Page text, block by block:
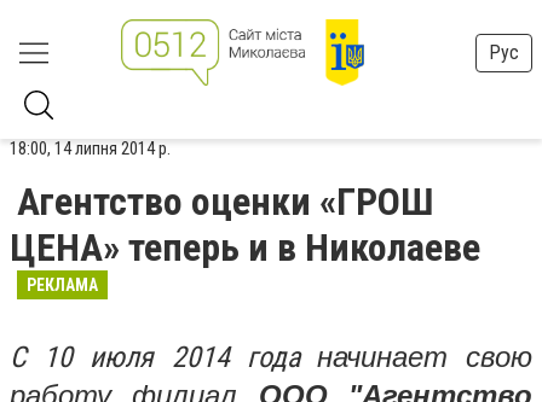
Рус
18:00, 14 липня 2014 р.
Агентство оценки «ГРОШ
ЦЕНА» теперь и в Николаеве
РЕКЛАМА
С 10 июля 2014 года начинает свою
работу филиал ООО "Агентство